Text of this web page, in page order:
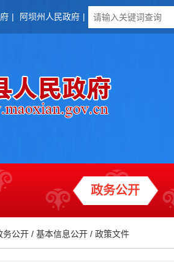
| 阿坝州人民政府 |
政务公开
务公开 / 基本信息公开 / 政策文件